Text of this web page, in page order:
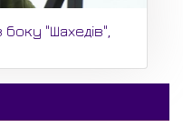
"Шахедів",